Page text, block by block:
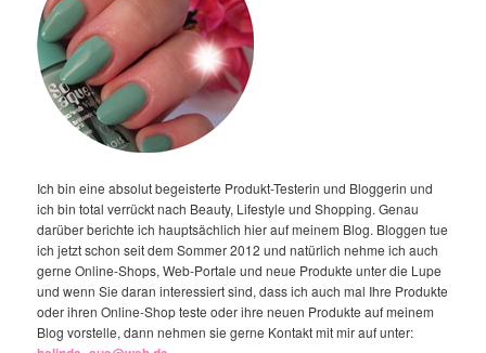
Ich bin eine absolut begeisterte Produkt-Testerin und Bloggerin und
ich bin total verrückt nach Beauty, Lifestyle und Shopping. Genau
darüber berichte ich hauptsächlich hier auf meinem Blog. Bloggen tue
ich jetzt schon seit dem Sommer 2012 und natürlich nehme ich auch
gerne Online-Shops, Web-Portale und neue Produkte unter die Lupe
und wenn Sie daran interessiert sind, dass ich auch mal Ihre Produkte
oder ihren Online-Shop teste oder ihre neuen Produkte auf meinem
Blog vorstelle, dann nehmen sie gerne Kontakt mit mir auf unter: